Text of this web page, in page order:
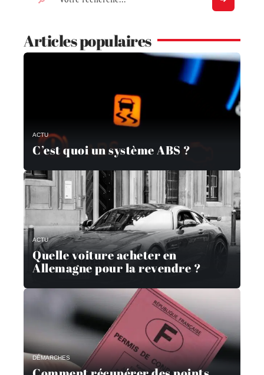
Articles populaires
ACTU
C’est quoi un système ABS ?
ACTU
Quelle voiture acheter en
Allemagne pour la revendre ?
DÉMARCHES